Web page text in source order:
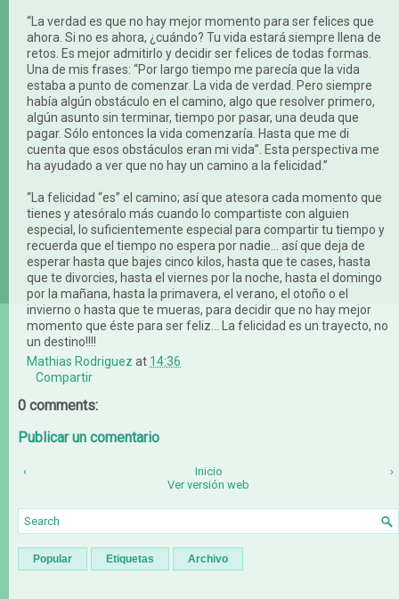
“La verdad es que no hay mejor momento para ser felices que
ahora. Si no es ahora, ¿cuándo? Tu vida estará siempre llena de
retos. Es mejor admitirlo y decidir ser felices de todas formas.
Una de mis frases: “Por largo tiempo me parecía que la vida
estaba a punto de comenzar. La vida de verdad. Pero siempre
había algún obstáculo en el camino, algo que resolver primero,
algún asunto sin terminar, tiempo por pasar, una deuda que
pagar. Sólo entonces la vida comenzaría. Hasta que me di
cuenta que esos obstáculos eran mi vida”. Esta perspectiva me
ha ayudado a ver que no hay un camino a la felicidad.”
“La felicidad “es” el camino; así que atesora cada momento que
tienes y atesóralo más cuando lo compartiste con alguien
especial, lo suficientemente especial para compartir tu tiempo y
recuerda que el tiempo no espera por nadie... así que deja de
esperar hasta que bajes cinco kilos, hasta que te cases, hasta
que te divorcies, hasta el viernes por la noche, hasta el domingo
por la mañana, hasta la primavera, el verano, el otoño o el
invierno o hasta que te mueras, para decidir que no hay mejor
momento que éste para ser feliz... La felicidad es un trayecto, no
un destino!!!!
Mathias Rodriguez at 14:36
Compartir
0 comments:
Publicar un comentario
‹ ›
Inicio
Ver versión web
Popular Etiquetas Archivo